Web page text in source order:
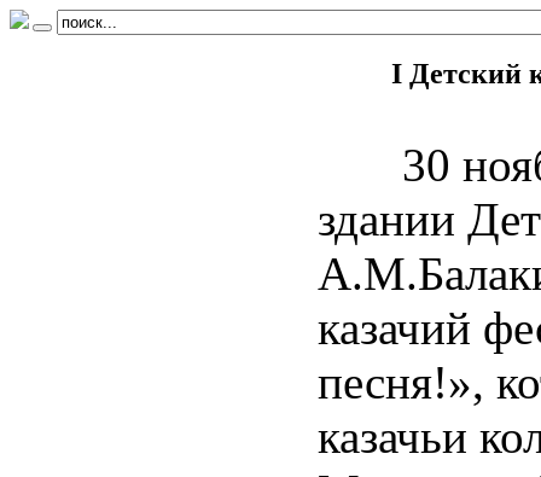
I Детский
30
здании
казачий
песня!»,
казачьи